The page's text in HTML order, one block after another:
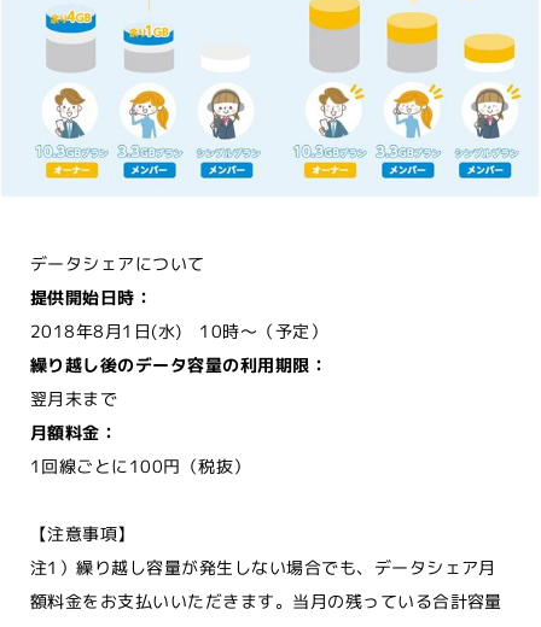
データシェアについて
提供開始日時：
2018年8月1日(水) 10時～（予定）
繰り越し後のデータ容量の利用期限：
翌月末まで
月額料金：
1回線ごとに100円（税抜）
【注意事項】
注1）繰り越し容量が発生しない場合でも、データシェア月
額料金をお支払いいただきます。当月の残っている合計容量